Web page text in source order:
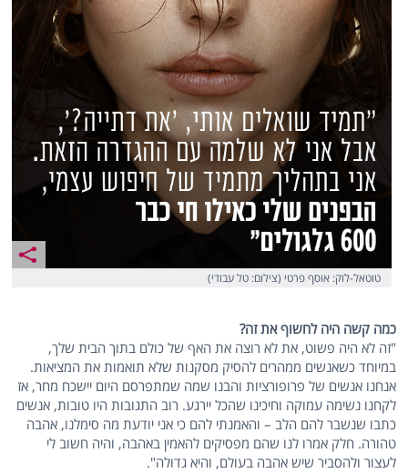
טוטאל-לוק: אוסף פרטי (צילום: טל עבודי)
כמה קשה היה לחשוף את זה?
"זה לא היה פשוט, את לא רוצה את האף של כולם בתוך הבית שלך,
במיוחד כשאנשים ממהרים להסיק מסקנות שלא תואמות את המציאות.
אנחנו אנשים של פרופורציות והבנו שמה שמתפרסם היום יישכח מחר, אז
לקחנו נשימה עמוקה וחיכינו שהכל יירגע. רוב התגובות היו טובות, אנשים
כתבו שנשבר להם הלב – והאמנתי להם כי אני יודעת מה סימלנו, אהבה
טהורה. חלק אמרו לנו שהם מפסיקים להאמין באהבה, והיה חשוב לי
לעצור ולהסביר שיש אהבה בעולם, והיא גדולה".